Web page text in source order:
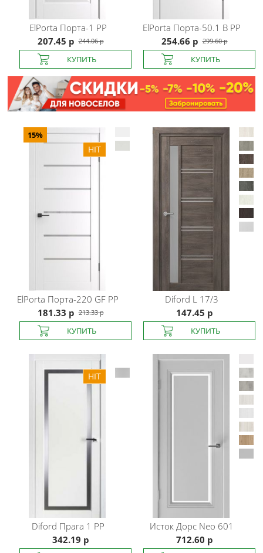
ElPorta Порта-1 PP
207.45 р 244.06 р
ElPorta Порта-50.1 B PP
254.66 р 299.60 р
15%
ElPorta Порта-220 GF PP
181.33 р 213.33 р
Diford L 17/3
147.45 р
Diford Прага 1 РР
342.19 р
Исток Дорс Neo 601
712.60 р